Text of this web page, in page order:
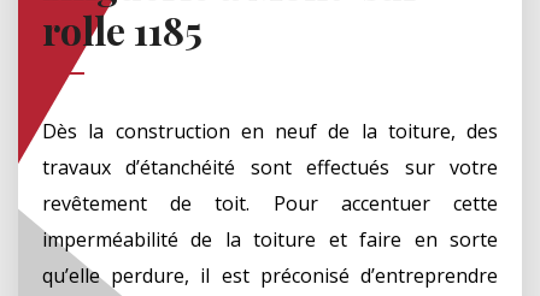
rolle 1185
Dès la construction en neuf de la toiture, des
travaux d’étanchéité sont effectués sur votre
revêtement de toit. Pour accentuer cette
imperméabilité de la toiture et faire en sorte
qu’elle perdure, il est préconisé d’entreprendre